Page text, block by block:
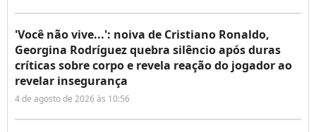
'Você não vive...': noiva de Cristiano Ronaldo,
Georgina Rodríguez quebra silêncio após duras
críticas sobre corpo e revela reação do jogador ao
revelar insegurança
4 de agosto de 2026 às 10:56